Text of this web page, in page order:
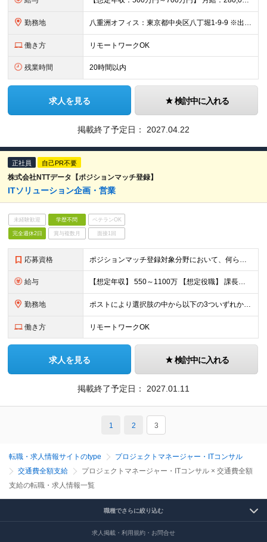
勤務地 八重洲オフィス：東京都中央区八丁堀1-9-9 ※出社している社員が多いですが、状況に応じて在宅勤務可 ※就業場所変更の範囲:当社の定めるところ
働き方 リモートワークOK
残業時間 20時間以内
求人を見る 検討中に入れる
掲載終了予定日： 2027.04.22
正社員 自己PR不要
株式会社NTTデータ【ポジションマッチ登録】
ITソリューション企画・営業
未経験歓迎 学歴不問 ベテランOK
完全週休2日 賞与複数月 面接1回
応募資格 ポジションマッチ登録対象分野において、何らかの知識・経験がある方 【活かせる経験・スキル】 ITソリューション企画・営業における何かしらの経験／スキル
給与 【想定年収】 550～1100万 【想定役職】 課長代理 主任 一般 ※これまでの経験・年齢などを考慮し、当社給与規則に基づき決定します。 ※残業手当 一般社員（定型勤務・フレックスタイム制）の
勤務地 ポストにより選択肢の中から以下の3ついずれか ・定型勤務（実質労働時間との連動） ・みなし労働時間制の採用 専門業務型裁量労働制 みなし労働時間7.5時間 ・フレックスタイム制（コアタイム有無
働き方 リモートワークOK
求人を見る 検討中に入れる
掲載終了予定日： 2027.01.11
1 2 3
転職・求人情報サイトのtype
プロジェクトマネージャー・ITコンサル
交通費全額支給
プロジェクトマネージャー・ITコンサル × 交通費全額
支給の転職・求人情報一覧
職種でさらに絞り込む
求人掲載・利用規約・お問合せ